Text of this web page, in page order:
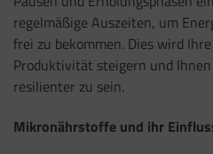
regelmäßige Auszeiten, um
frei zu bekommen. Dies wird
Produktivität steigern und
resilienter zu sein.
Mikronährstoffe und ihr